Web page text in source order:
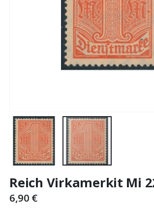
to
beginning
Reich Virkamerkit Mi
6,90 €